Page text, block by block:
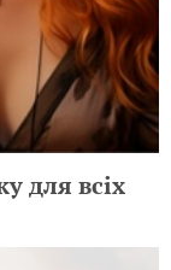
для всіх